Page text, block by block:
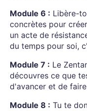
Module 6 : Libère-
concrètes pour
un acte de
du temps pour soi,
Module 7 : Le
découvres ce que
d'avancer et de
Module 8 : Tu te